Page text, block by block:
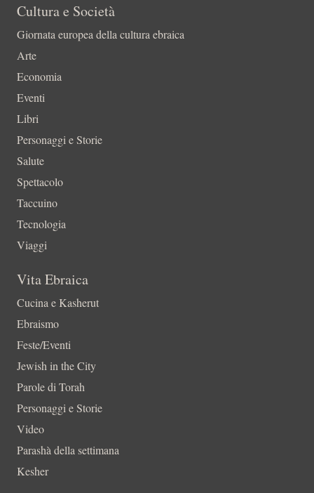
Cultura e Società
Giornata europea della cultura ebraica
Arte
Economia
Eventi
Libri
Personaggi e Storie
Salute
Spettacolo
Taccuino
Tecnologia
Viaggi
Vita Ebraica
Cucina e Kasherut
Ebraismo
Feste/Eventi
Jewish in the City
Parole di Torah
Personaggi e Storie
Video
Parashà della settimana
Kesher